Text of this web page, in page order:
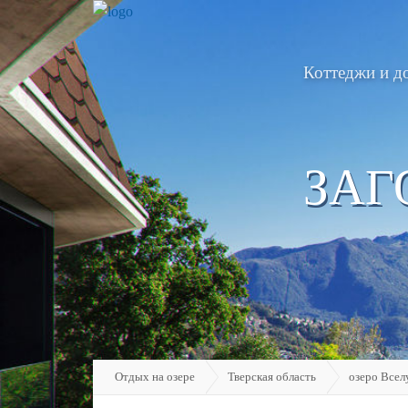
Коттеджи и
Отдых на озере Тверская область озеро